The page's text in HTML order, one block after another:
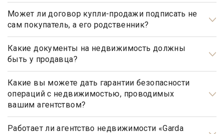
Может ли договор купли-продажи подписать не
сам покупатель, а его родственник?
Может, но для этого необходимо иметь действующую
нотариально заверенную доверенность.
Какие документы на недвижимость должны
быть у продавца?
Документами, подтверждающими право собственности
продавца, являются: свидетельство о государственной
регистрации права, а также правоустанавливающие
документы, такие как договор купли-продажи, мены,
дарения, передачи в собственность (приватизации),
свидетельство о праве на наследство (по закону, по
Какие вы можете дать гарантии безопасности
операций с недвижимостью, проводимых
вашим агентством?
Наше агентство элитной недвижимости осуществляет
полный контроль над каждым шагом сделки, оказывает
Работает ли агентство недвижимости «Garda